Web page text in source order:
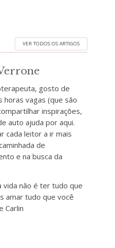
VER TODOS OS ARTIGOS
gosto de
horas vagas (que são
inspirações,
auto ajuda por aqui.
cada leitor a ir mais
de
e na busca da
vida não é ter tudo que
amar tudo que você
Carlin